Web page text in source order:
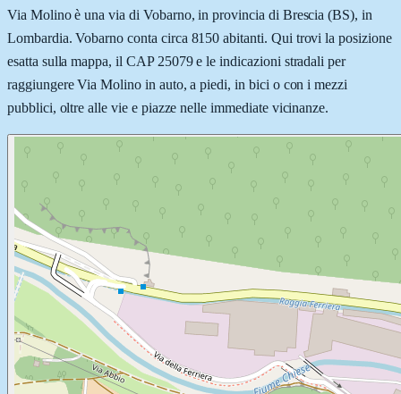
Via Molino è una via di Vobarno, in provincia di Brescia (BS), in
Lombardia. Vobarno conta circa 8150 abitanti. Qui trovi la posizione
esatta sulla mappa, il CAP 25079 e le indicazioni stradali per
raggiungere Via Molino in auto, a piedi, in bici o con i mezzi
pubblici, oltre alle vie e piazze nelle immediate vicinanze.